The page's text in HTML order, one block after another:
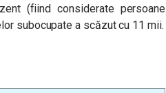
(fiind considerate persoane
subocupate a scăzut cu 11 mii.